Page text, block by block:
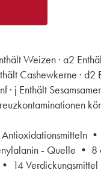
Weizen · a2
Cashewkerne ·
· j Enthält
- Quelle •
14